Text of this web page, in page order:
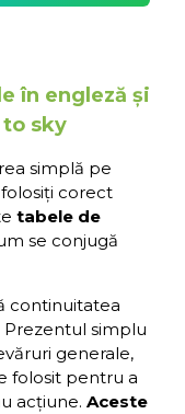
în engleză și
sky
simplă pe
corect
tabele de
se conjugă
continuitatea
Prezentul simplu
generale,
folosit pentru a
acțiune. Aceste